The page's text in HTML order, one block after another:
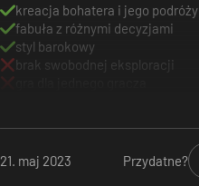
kreacja bohatera i jego podróży
fabuła z różnymi decyzjami
styl barokowy
brak swobodnej eksploracji
21. maj 2023 Przydatne?